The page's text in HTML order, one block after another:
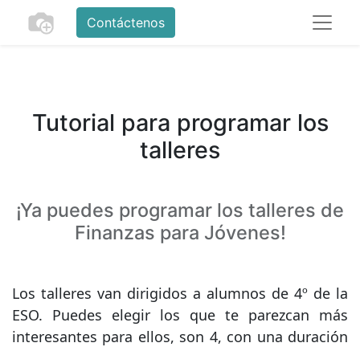
Contáctenos
Tutorial para programar los
talleres
¡Ya puedes programar los talleres de
Finanzas para Jóvenes!
Los talleres van dirigidos a alumnos de 4º de la
ESO. Puedes elegir los que te parezcan más
interesantes para ellos, son 4, con una duración